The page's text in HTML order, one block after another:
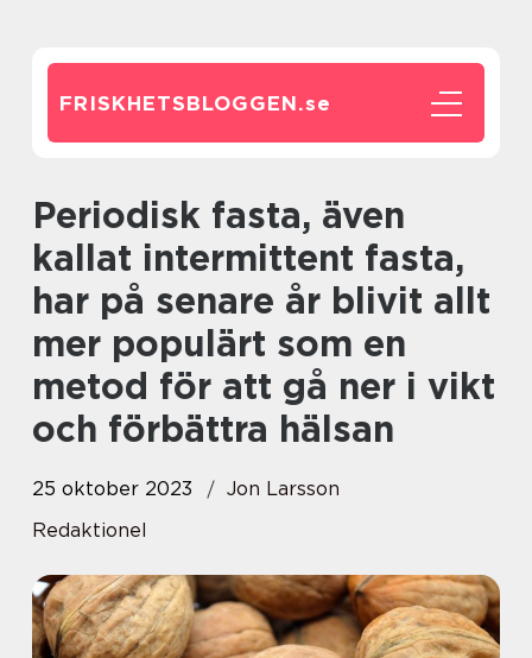
FRISKHETSBLOGGEN.se
Periodisk fasta, även
kallat intermittent fasta,
har på senare år blivit allt
mer populärt som en
metod för att gå ner i vikt
och förbättra hälsan
25 oktober 2023
Jon Larsson
Redaktionel